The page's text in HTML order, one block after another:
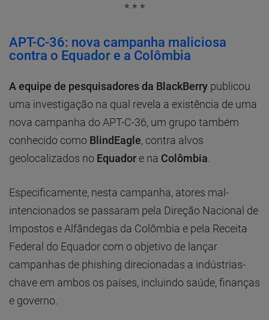
* * *
APT-C-36: nova campanha maliciosa
contra o Equador e a Colômbia
A equipe de pesquisadores da BlackBerry publicou
uma investigação na qual revela a existência de uma
nova campanha do APT-C-36, um grupo também
conhecido como BlindEagle, contra alvos
geolocalizados no Equador e na Colômbia.
Especificamente, nesta campanha, atores mal-
intencionados se passaram pela Direção Nacional de
Impostos e Alfândegas da Colômbia e pela Receita
Federal do Equador com o objetivo de lançar
campanhas de phishing direcionadas a indústrias-
chave em ambos os países, incluindo saúde, finanças
e governo.